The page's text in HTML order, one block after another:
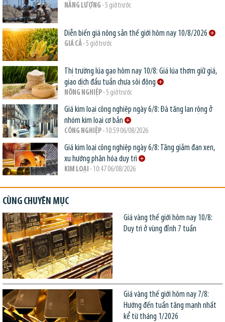
NĂNG LƯỢNG - 5 giờ trước
Diễn biến giá nông sản thế giới hôm nay 10/8/2026
GIÁ CẢ- 5 giờ trước
Thị trường lúa gạo hôm nay 10/8: Giá lúa thơm giữ giá,
giao dịch đầu tuần chưa sôi động
NÔNG NGHIỆP- 5 giờ trước
Giá kim loại công nghiệp ngày 6/8: Đà tăng lan rộng ở
nhóm kim loại cơ bản
CÔNG NGHIỆP- 10:59 06/08/2026
Giá kim loại công nghiệp ngày 6/8: Tăng giảm đan xen,
xu hướng phân hóa duy trì
KIM LOẠI - 10:47 06/08/2026
CÙNG CHUYÊN MỤC
Giá vàng thế giới hôm nay 10/8:
Duy trì ở vùng đỉnh 7 tuần
Giá vàng thế giới hôm nay 7/8:
Hướng đến tuần tăng mạnh nhất
kể từ tháng 1/2026